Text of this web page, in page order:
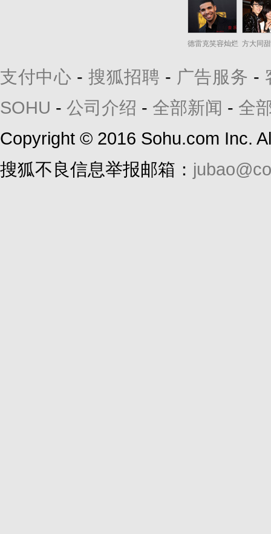
德雷克笑容灿烂 方大同
支付中心 - 搜狐招聘 - 广告服务 -
SOHU - 公司介绍 - 全部新闻 - 全
Copyright © 2016 Sohu.com Inc.
搜狐不良信息举报邮箱：